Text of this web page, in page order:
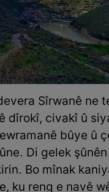
Sîrwanê ne
dîrokî, civakî û
bûye û
Di gelek
Bo mînak
ku reng e navê